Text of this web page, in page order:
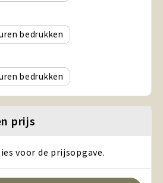
prijs
voor de prijsopgave.